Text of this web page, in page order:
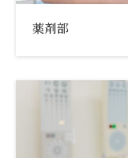
薬剤部